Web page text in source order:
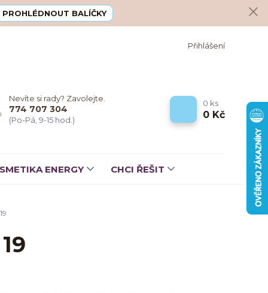
PROHLÉDNOUT BALÍČKY
Přihlášení
Nevíte si rady? Zavolejte.
774 707 304
(Po-Pá, 9-15 hod.)
0 ks
0 Kč
ENERGY CHCI ŘEŠIT